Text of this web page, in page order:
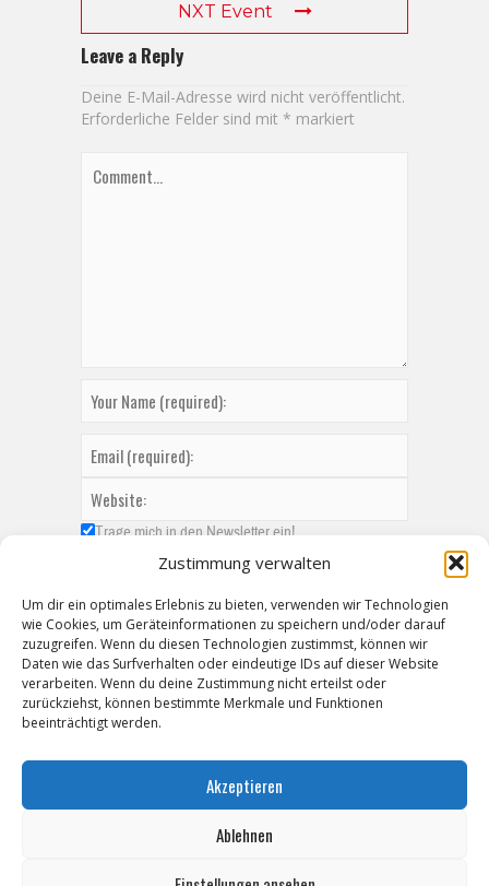
Zustimmung verwalten
Um dir ein optimales Erlebnis zu bieten, verwenden wir Technologien
wie Cookies, um Geräteinformationen zu speichern und/oder darauf
zuzugreifen. Wenn du diesen Technologien zustimmst, können wir
Daten wie das Surfverhalten oder eindeutige IDs auf dieser Website
verarbeiten. Wenn du deine Zustimmung nicht erteilst oder
zurückziehst, können bestimmte Merkmale und Funktionen
beeinträchtigt werden.
Akzeptieren
Ablehnen
NXT Event
Leave a Reply
Deine E-Mail-Adresse wird nicht veröffentlicht.
Erforderliche Felder sind mit * markiert
Trage mich in den Newsletter ein!